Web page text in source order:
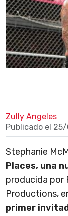
Zully Angeles
Publicado el 25/
Stephanie
Places, una
producida por
Productions,
primer